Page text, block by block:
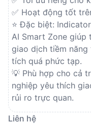
✅ Hoạt động tốt
⭐ Đặc biệt:
AI Smart Zone giúp
giao dịch tiềm
tích quá phức tạp.
💡 Phù hợp cho cả
nghiệp yêu thích
rủi ro trực quan.
Liên hệ